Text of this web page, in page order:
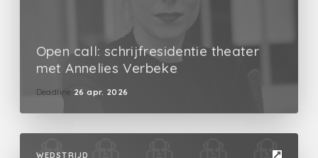
Open call: schrijfresidentie theater
met Annelies Verbeke
Deadline 26 apr. 2026
WEDSTRIJD